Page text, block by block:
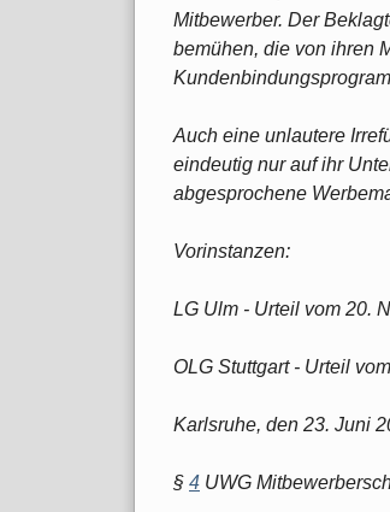
Mitbewerber. Der
bemühen, die von ihren
Auch eine unlautere
eindeutig nur auf ihr
abgesprochene
Vorinstanzen:
LG Ulm - Urteil vom 20.
OLG Stuttgart - Urteil
Karlsruhe, den 23. Juni
§ 4 UWG